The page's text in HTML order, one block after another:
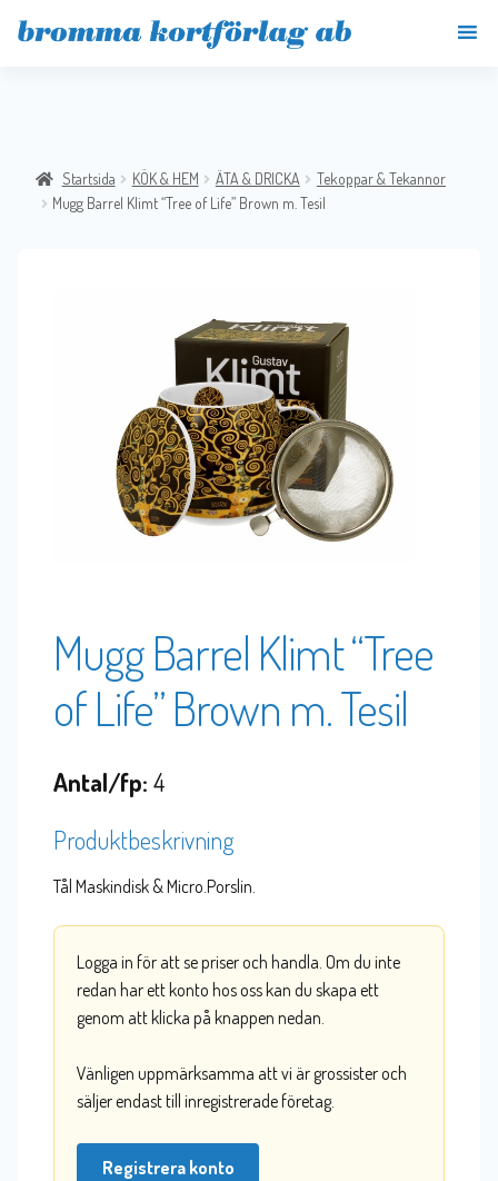
Startsida KÖK & HEM ÄTA & DRICKA
Tekoppar & Tekannor
Mugg Barrel Klimt “Tree of Life” Brown m. Tesil
Mugg Barrel Klimt “Tree
of Life” Brown m. Tesil
Antal/fp: 4
Produktbeskrivning
Tål Maskindisk & Micro.Porslin.
Logga in för att se priser och handla. Om du inte
redan har ett konto hos oss kan du skapa ett
genom att klicka på knappen nedan.
Vänligen uppmärksamma att vi är grossister och
säljer endast till inregistrerade företag.
Registrera konto